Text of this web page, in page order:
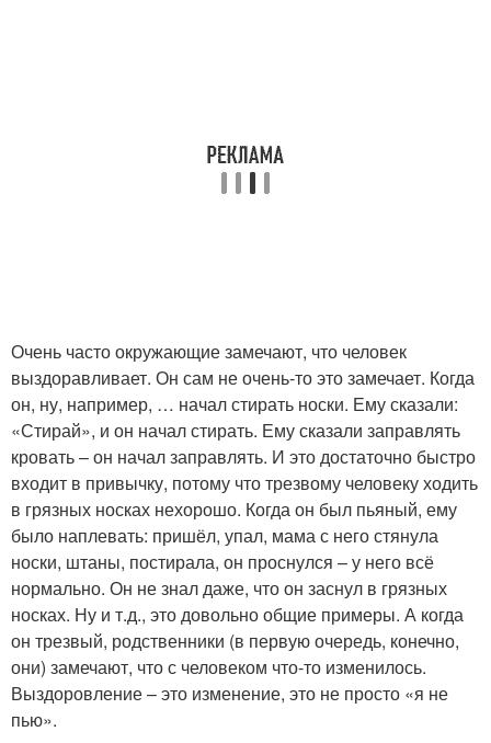
Очень часто окружающие замечают, что человек
выздоравливает. Он сам не очень-то это замечает. Когда
он, ну, например, … начал стирать носки. Ему сказали:
«Стирай», и он начал стирать. Ему сказали заправлять
кровать – он начал заправлять. И это достаточно быстро
входит в привычку, потому что трезвому человеку ходить
в грязных носках нехорошо. Когда он был пьяный, ему
было наплевать: пришёл, упал, мама с него стянула
носки, штаны, постирала, он проснулся – у него всё
нормально. Он не знал даже, что он заснул в грязных
носках. Ну и т.д., это довольно общие примеры. А когда
он трезвый, родственники (в первую очередь, конечно,
они) замечают, что с человеком что-то изменилось.
Выздоровление – это изменение, это не просто «я не
пью».